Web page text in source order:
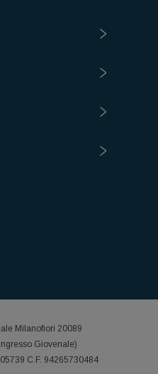
Milanofiori 20089
Giovenale)
C.F. 94265730484